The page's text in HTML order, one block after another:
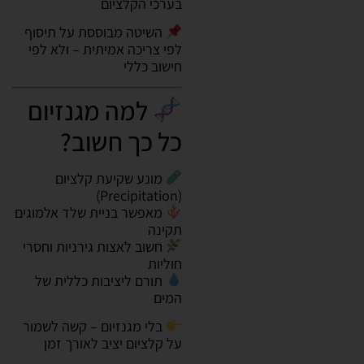
השיטה מבוססת על תיסוף
לפי צריכה אמיתית – ולא לפי
חישוב כללי
למה מגנזיום
כל כך חשוב?
מונע שקיעת קלציום
(Precipitation)
מאפשר בניית שלד אלמוגים
תקינה
חשוב לאצות גירניות וחסרי
חוליות
תורם ליציבות כללית של
המים
בלי מגנזיום – קשה לשמור
על קלציום יציב לאורך זמן